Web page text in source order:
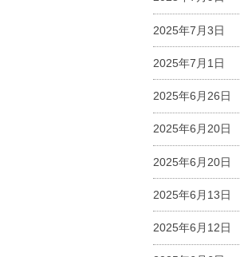
2025年7月3日
2025年7月1日
2025年6月26日
2025年6月20日
2025年6月20日
2025年6月13日
2025年6月12日